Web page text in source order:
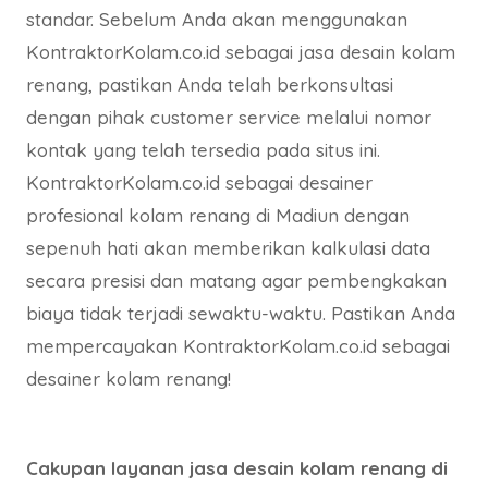
standar. Sebelum Anda akan menggunakan
KontraktorKolam.co.id sebagai jasa desain kolam
renang, pastikan Anda telah berkonsultasi
dengan pihak customer service melalui nomor
kontak yang telah tersedia pada situs ini.
KontraktorKolam.co.id sebagai desainer
profesional kolam renang di Madiun dengan
sepenuh hati akan memberikan kalkulasi data
secara presisi dan matang agar pembengkakan
biaya tidak terjadi sewaktu-waktu. Pastikan Anda
mempercayakan KontraktorKolam.co.id sebagai
desainer kolam renang!
Cakupan layanan jasa desain kolam renang di